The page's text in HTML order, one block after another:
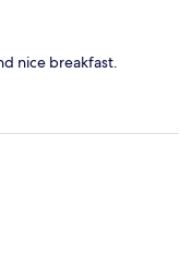
nice breakfast.